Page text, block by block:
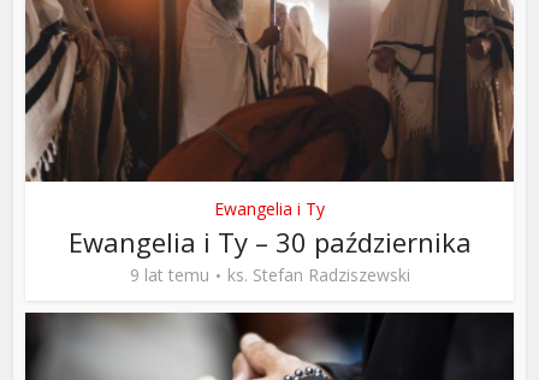
Ewangelia i Ty
Ewangelia i Ty – 30 października
9 lat temu ks. Stefan Radziszewski